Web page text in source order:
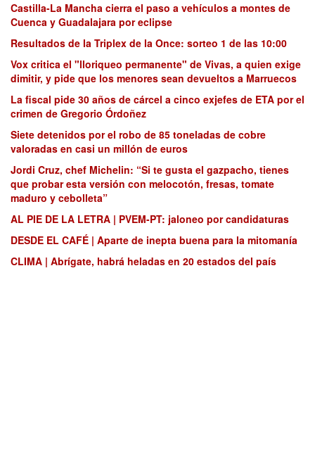
Castilla-La Mancha cierra el paso a vehículos a montes de
Cuenca y Guadalajara por eclipse
Resultados de la Triplex de la Once: sorteo 1 de las 10:00
Vox critica el "lloriqueo permanente" de Vivas, a quien exige
dimitir, y pide que los menores sean devueltos a Marruecos
La fiscal pide 30 años de cárcel a cinco exjefes de ETA por el
crimen de Gregorio Órdoñez
Siete detenidos por el robo de 85 toneladas de cobre
valoradas en casi un millón de euros
Jordi Cruz, chef Michelin: “Si te gusta el gazpacho, tienes
que probar esta versión con melocotón, fresas, tomate
maduro y cebolleta”
AL PIE DE LA LETRA | PVEM-PT: jaloneo por candidaturas
DESDE EL CAFÉ | Aparte de inepta buena para la mitomanía
CLIMA | Abrígate, habrá heladas en 20 estados del país